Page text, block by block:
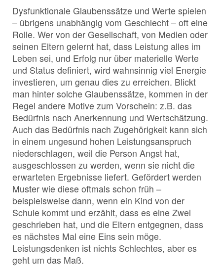
Dysfunktionale Glaubenssätze und Werte spielen
– übrigens unabhängig vom Geschlecht – oft eine
Rolle. Wer von der Gesellschaft, von Medien oder
seinen Eltern gelernt hat, dass Leistung alles im
Leben sei, und Erfolg nur über materielle Werte
und Status definiert, wird wahnsinnig viel Energie
investieren, um genau dies zu erreichen. Blickt
man hinter solche Glaubenssätze, kommen in der
Regel andere Motive zum Vorschein: z.B. das
Bedürfnis nach Anerkennung und Wertschätzung.
Auch das Bedürfnis nach Zugehörigkeit kann sich
in einem ungesund hohen Leistungsanspruch
niederschlagen, weil die Person Angst hat,
ausgeschlossen zu werden, wenn sie nicht die
erwarteten Ergebnisse liefert. Gefördert werden
Muster wie diese oftmals schon früh –
beispielsweise dann, wenn ein Kind von der
Schule kommt und erzählt, dass es eine Zwei
geschrieben hat, und die Eltern entgegnen, dass
es nächstes Mal eine Eins sein möge.
Leistungsdenken ist nichts Schlechtes, aber es
geht um das Maß.